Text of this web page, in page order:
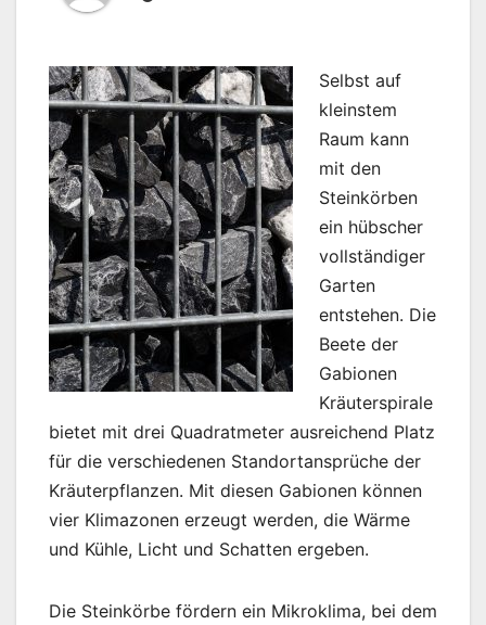
Selbst auf
kleinstem
Raum kann
mit den
Steinkörben
ein hübscher
vollständiger
Garten
entstehen. Die
Beete der
Gabionen
Kräuterspirale
bietet mit drei Quadratmeter ausreichend Platz
für die verschiedenen Standortansprüche der
Kräuterpflanzen. Mit diesen Gabionen können
vier Klimazonen erzeugt werden, die Wärme
und Kühle, Licht und Schatten ergeben.
Die Steinkörbe fördern ein Mikroklima, bei dem